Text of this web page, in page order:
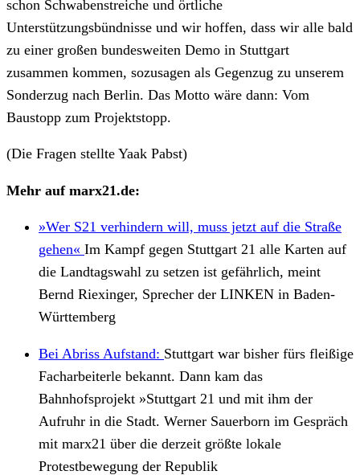
schon Schwabenstreiche und örtliche
Unterstützungsbündnisse und wir hoffen, dass wir alle bald
zu einer großen bundesweiten Demo in Stuttgart
zusammen kommen, sozusagen als Gegenzug zu unserem
Sonderzug nach Berlin. Das Motto wäre dann: Vom
Baustopp zum Projektstopp.
(Die Fragen stellte Yaak Pabst)
Mehr auf marx21.de:
»Wer S21 verhindern will, muss jetzt auf die Straße
gehen« Im Kampf gegen Stuttgart 21 alle Karten auf
die Landtagswahl zu setzen ist gefährlich, meint
Bernd Riexinger, Sprecher der LINKEN in Baden-
Württemberg
Bei Abriss Aufstand: Stuttgart war bisher fürs fleißige
Facharbeiterle bekannt. Dann kam das
Bahnhofsprojekt »Stuttgart 21 und mit ihm der
Aufruhr in die Stadt. Werner Sauerborn im Gespräch
mit marx21 über die derzeit größte lokale
Protestbewegung der Republik